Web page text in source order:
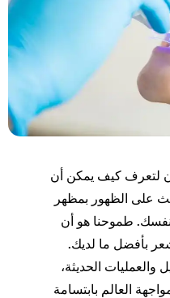
لتعرف كيف يمكن أن
على الظهور بمظهر
طموحنا هو أن
بأفضل ما لديك.
والعمليات الحديثة،
العالم بابتسامة